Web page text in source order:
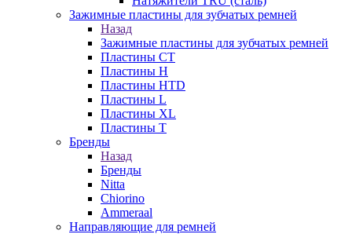
Зажимные пластины для зубчатых ремней
Назад
Зажимные пластины для зубчатых ремней
Пластины CT
Пластины H
Пластины HTD
Пластины L
Пластины XL
Пластины T
Бренды
Назад
Бренды
Nitta
Chiorino
Ammeraal
Направляющие для ремней